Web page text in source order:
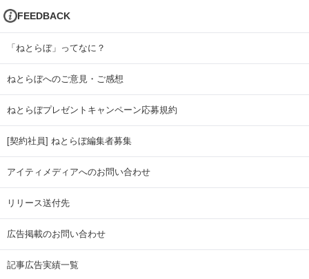
FEEDBACK
「ねとらぼ」ってなに？
ねとらぼへのご意見・ご感想
ねとらぼプレゼントキャンペーン応募規約
[契約社員] ねとらぼ編集者募集
アイティメディアへのお問い合わせ
リリース送付先
広告掲載のお問い合わせ
記事広告実績一覧